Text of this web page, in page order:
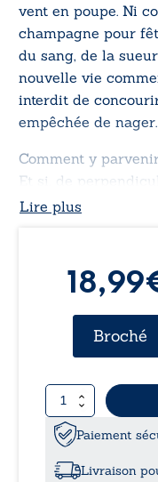
vent en poupe. Ni
champagne pour
du sang, de la
nouvelle vie
interdit de
empêchée de nager.
Comment y
Et si, de
devenaient
Lire plus
18,99
Broché
quantité
de
TrajectoiresPaiement
Livraison